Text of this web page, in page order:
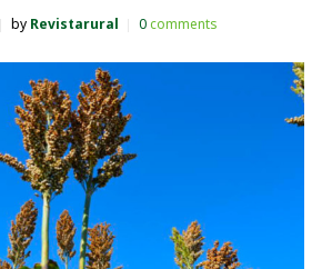
by Revistarural 0comments